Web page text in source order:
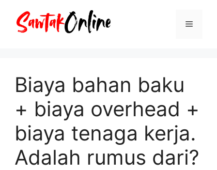
Menu
Biaya bahan baku
+ biaya overhead +
biaya tenaga kerja.
Adalah rumus dari?